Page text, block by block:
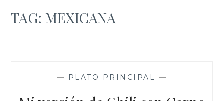
TAG: MEXICANA
— PLATO PRINCIPAL —